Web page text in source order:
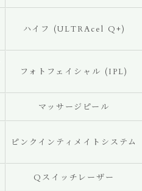
ハイフ (ULTRAcel Q+)
フォトフェイシャル (IPL)
マッサージピール
ピンクインティメイトシステム
Qスイッチレーザー